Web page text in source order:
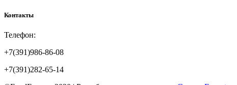
Контакты
Телефон:
+7(391)986-86-08
+7(391)282-65-14